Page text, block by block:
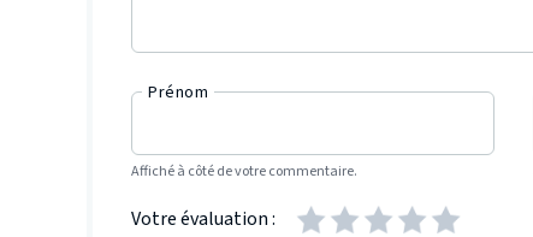
Prénom
Affiché à côté de votre commentaire.
Votre évaluation :